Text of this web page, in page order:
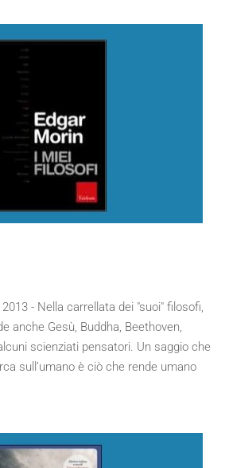
- Nella carrellata dei "suoi" filosofi,
anche Gesù, Buddha, Beethoven,
scienziati pensatori. Un saggio che
sull’umano è ciò che rende umano